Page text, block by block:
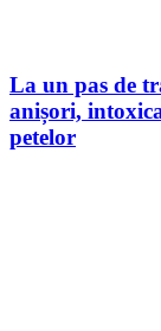
La un pas de
anișori,
petelor